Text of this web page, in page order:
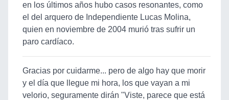
en los últimos años hubo casos resonantes, como
el del arquero de Independiente Lucas Molina,
quien en noviembre de 2004 murió tras sufrir un
paro cardíaco.
Gracias por cuidarme... pero de algo hay que morir
y el día que llegue mi hora, los que vayan a mi
velorio, seguramente dirán "Viste, parece que está